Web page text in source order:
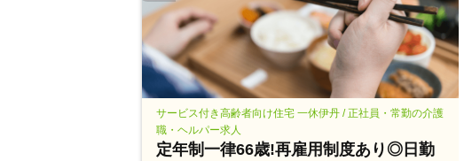
サービス付き高齢者向け住宅 一休伊丹 / 正社員・常勤の介護
職・ヘルパー求人
定年制一律66歳!再雇用制度あり◎日勤